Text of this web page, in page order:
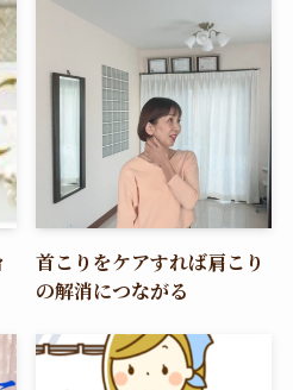
首こりをケアすれば肩こり
の解消につながる